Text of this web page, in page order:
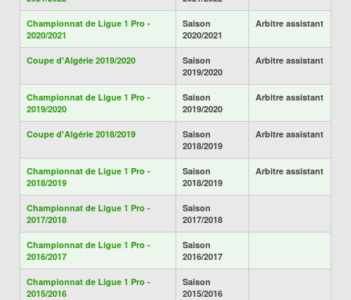
Championnat de Ligue 1 Pro -
2020/2021
Saison
2020/2021
Arbitre assistant
Coupe d'Algérie 2019/2020
Saison
2019/2020
Arbitre assistant
Championnat de Ligue 1 Pro -
2019/2020
Saison
2019/2020
Arbitre assistant
Coupe d'Algérie 2018/2019
Saison
2018/2019
Arbitre assistant
Championnat de Ligue 1 Pro -
2018/2019
Saison
2018/2019
Arbitre assistant
Championnat de Ligue 1 Pro -
2017/2018
Saison
2017/2018
Championnat de Ligue 1 Pro -
2016/2017
Saison
2016/2017
Championnat de Ligue 1 Pro -
2015/2016
Saison
2015/2016